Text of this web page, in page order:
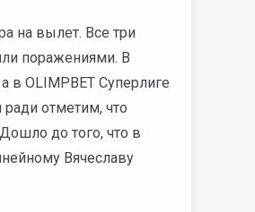
на вылет. Все три
поражениями. В
в OLIMPBET Суперлиге
отметим, что
до того, что в
Вячеславу